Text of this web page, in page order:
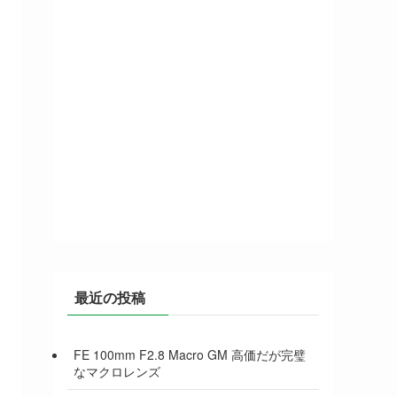
最近の投稿
FE 100mm F2.8 Macro GM 高価だが完璧
なマクロレンズ